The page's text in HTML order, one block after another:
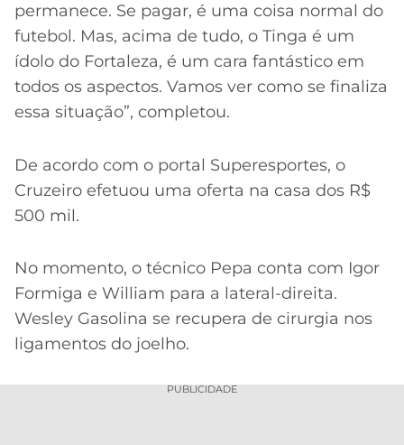
permanece. Se pagar, é uma coisa normal do
futebol. Mas, acima de tudo, o Tinga é um
ídolo do Fortaleza, é um cara fantástico em
todos os aspectos. Vamos ver como se finaliza
essa situação”, completou.
De acordo com o portal Superesportes, o
Cruzeiro efetuou uma oferta na casa dos R$
500 mil.
No momento, o técnico Pepa conta com Igor
Formiga e William para a lateral-direita.
Wesley Gasolina se recupera de cirurgia nos
ligamentos do joelho.
PUBLICIDADE